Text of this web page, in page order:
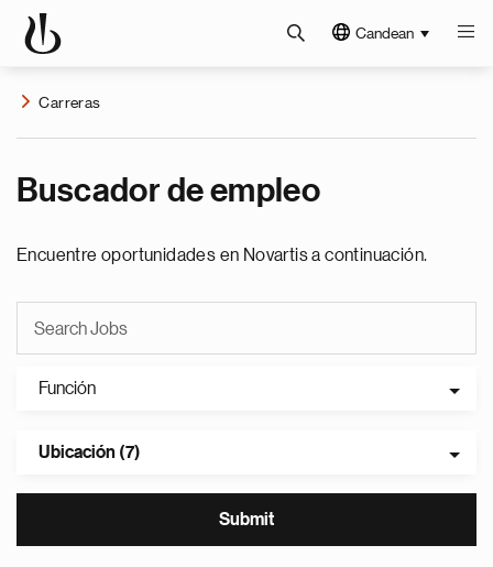
Candean
Carreras
Buscador de empleo
Encuentre oportunidades en Novartis a continuación.
Función
Ubicación (7)